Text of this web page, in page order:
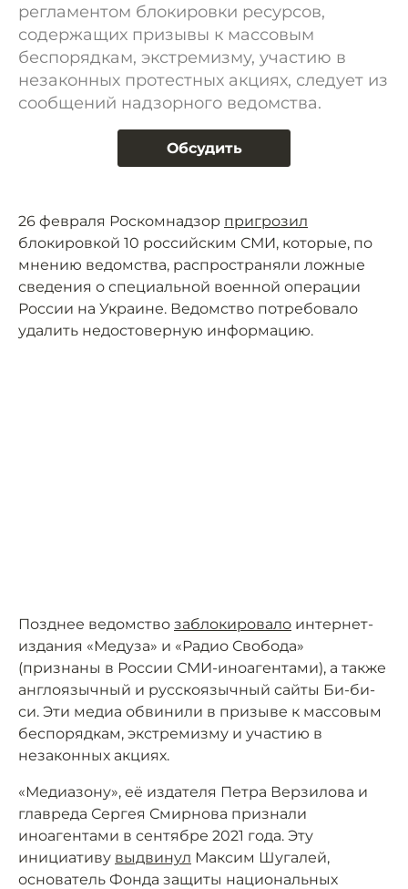
регламентом блокировки ресурсов,
содержащих призывы к массовым
беспорядкам, экстремизму, участию в
незаконных протестных акциях, следует из
сообщений надзорного ведомства.
Обсудить
26 февраля Роскомнадзор пригрозил
блокировкой 10 российским СМИ, которые, по
мнению ведомства, распространяли ложные
сведения о специальной военной операции
России на Украине. Ведомство потребовало
удалить недостоверную информацию.
Позднее ведомство заблокировало интернет-
издания «Медуза» и «Радио Свобода»
(признаны в России СМИ-иноагентами), а также
англоязычный и русскоязычный сайты Би-би-
си. Эти медиа обвинили в призыве к массовым
беспорядкам, экстремизму и участию в
незаконных акциях.
«Медиазону», её издателя Петра Верзилова и
главреда Сергея Смирнова признали
иноагентами в сентябре 2021 года. Эту
инициативу выдвинул Максим Шугалей,
основатель Фонда защиты национальных